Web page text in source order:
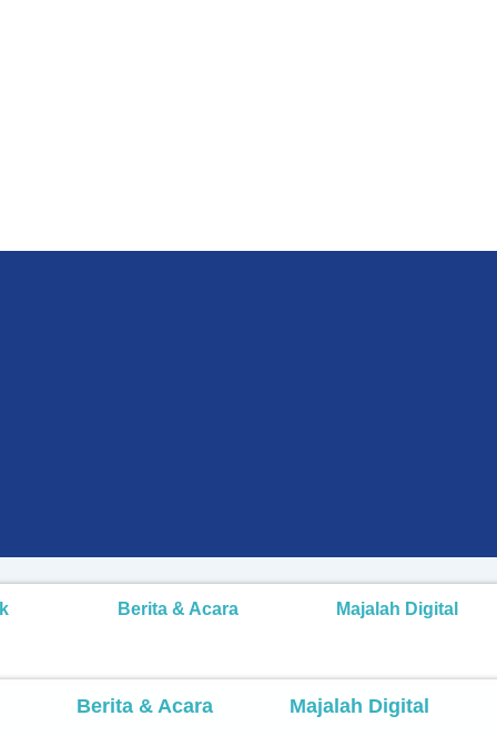
Berita & Acara Majalah Digital
Berita & Acara Majalah Digital